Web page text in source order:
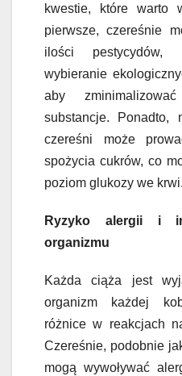
kwestie, które warto
pierwsze, czereśnie
ilości
wybieranie
aby
substancje. Ponadto,
czereśni może
spożycia cukrów, co
poziom glukozy we krwi.
Ryzyko alergii i
organizmu
Każda ciąża jest
organizm każdej
różnice w reakcjach
Czereśnie, podobnie
mogą wywoływać